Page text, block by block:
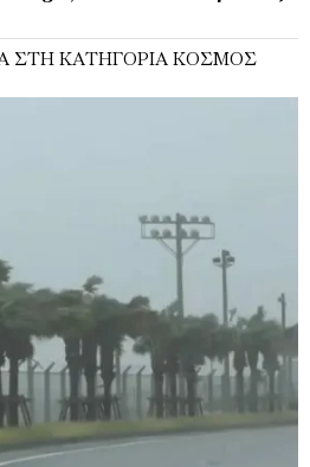
ΣΤΗ ΚΑΤΗΓΟΡΊΑ ΚΌΣΜΟΣ